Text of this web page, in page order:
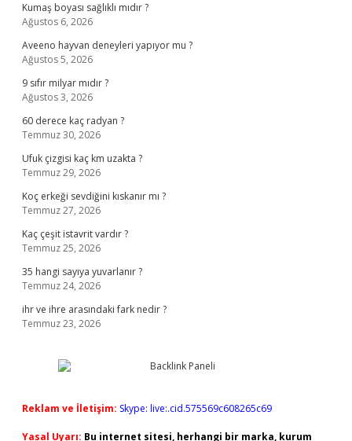
Kumaş boyası sağlıklı mıdır ?
Ağustos 6, 2026
Aveeno hayvan deneyleri yapıyor mu ?
Ağustos 5, 2026
9 sıfır milyar mıdır ?
Ağustos 3, 2026
60 derece kaç radyan ?
Temmuz 30, 2026
Ufuk çizgisi kaç km uzakta ?
Temmuz 29, 2026
Koç erkeği sevdiğini kıskanır mı ?
Temmuz 27, 2026
Kaç çeşit istavrit vardır ?
Temmuz 25, 2026
35 hangi sayıya yuvarlanır ?
Temmuz 24, 2026
ihr ve ihre arasındaki fark nedir ?
Temmuz 23, 2026
Reklam ve İletişim: Skype: live:.cid.575569c608265c69
Yasal Uyarı: Bu internet sitesi, herhangi bir marka, kurum